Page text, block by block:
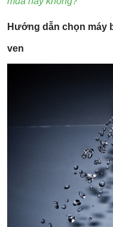
Hướng dẫn chọn máy
ven